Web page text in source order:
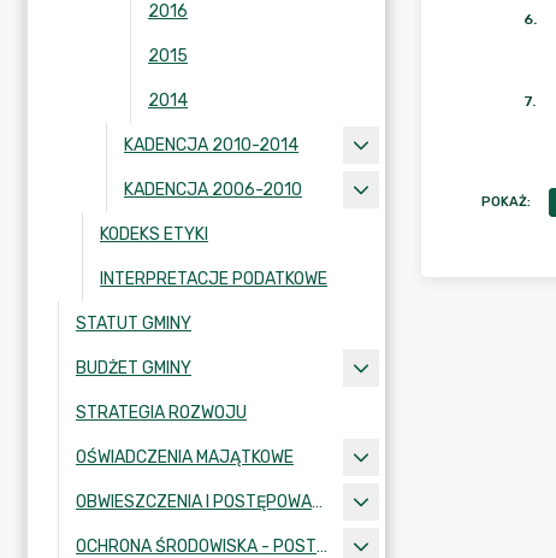
2016
2015
2014
KADENCJA 2010-2014
KADENCJA 2006-2010
KODEKS ETYKI
INTERPRETACJE PODATKOWE
STATUT GMINY
BUDŻET GMINY
STRATEGIA ROZWOJU
OŚWIADCZENIA MAJĄTKOWE
OBWIESZCZENIA I POSTĘPOWANIA ADMINISTRACYJNE
OCHRONA ŚRODOWISKA - POSTĘPOWANIA I INFORMACJE
6.
7.
POKAŻ: